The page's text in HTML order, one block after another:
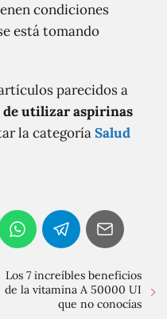
condiciones
está tomando
parecidos a
de utilizar aspirinas
la categoríaSalud
Los 7 increíbles beneficios
de la vitamina A 50000 UI
que no conocías